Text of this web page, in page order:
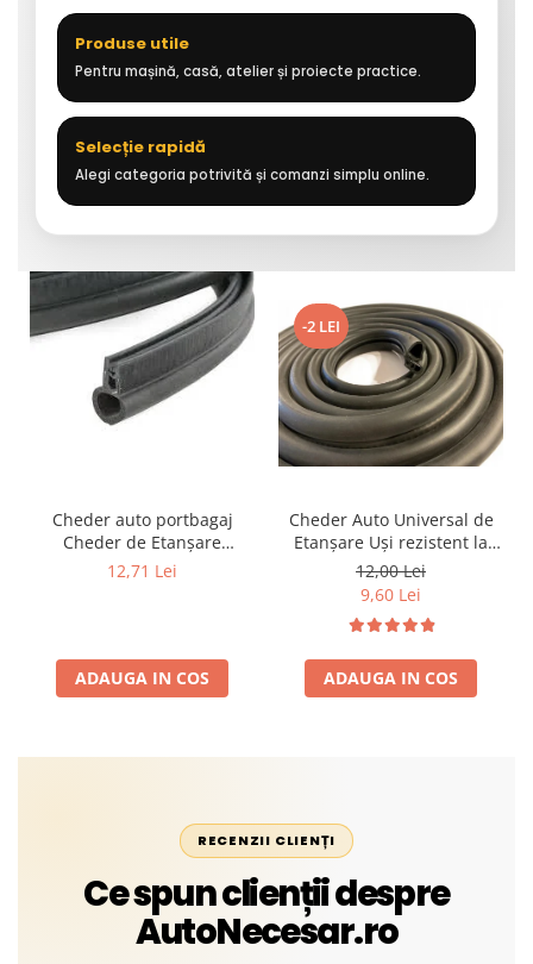
Produse utile
Pentru mașină, casă, atelier și proiecte practice.
Selecție rapidă
Alegi categoria potrivită și comanzi simplu online.
Cheder auto portbagaj
Cheder de Etanșare
Profesional din Cauciuc -
Liniar
12,71 Lei
ADAUGA IN COS
-2 LEI
Cheder Auto Universal de
Etanșare Uși rezistent la
intemperii, raze UV,
îmbătrânire și temperaturi
extreme
12,00 Lei
9,60 Lei
ADAUGA IN COS
RECENZII CLIENȚI
Ce spun clienții despre
AutoNecesar.ro